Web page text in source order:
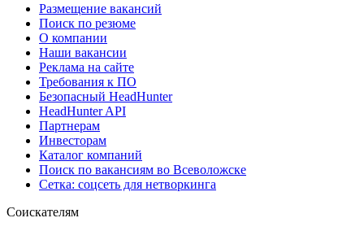
Размещение вакансий
Поиск по резюме
О компании
Наши вакансии
Реклама на сайте
Требования к ПО
Безопасный HeadHunter
HeadHunter API
Партнерам
Инвесторам
Каталог компаний
Поиск по вакансиям во Всеволожске
Сетка: соцсеть для нетворкинга
Соискателям